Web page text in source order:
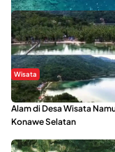
Wisata
Menikmati Suasana
Alam di Desa Wisata
Konawe Selatan